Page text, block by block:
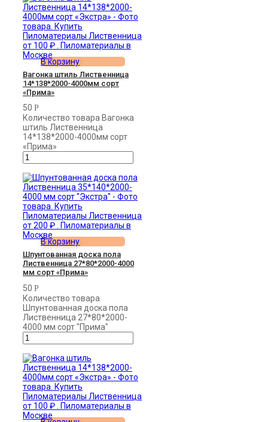
В корзину
Вагонка штиль Лиственница
14*138*2000-4000мм сорт
«Прима»
50 Р
Количество товара Вагонка
штиль Лиственница
14*138*2000-4000мм сорт
«Прима»
В корзину
Шпунтованная доска пола
Лиственница 27*80*2000-4000
мм сорт «Прима»
50 Р
Количество товара
Шпунтованная доска пола
Лиственница 27*80*2000-
4000 мм сорт "Прима"